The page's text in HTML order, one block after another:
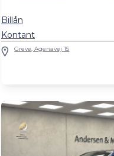
Kontant
Billån
Greve, Agenavej 15